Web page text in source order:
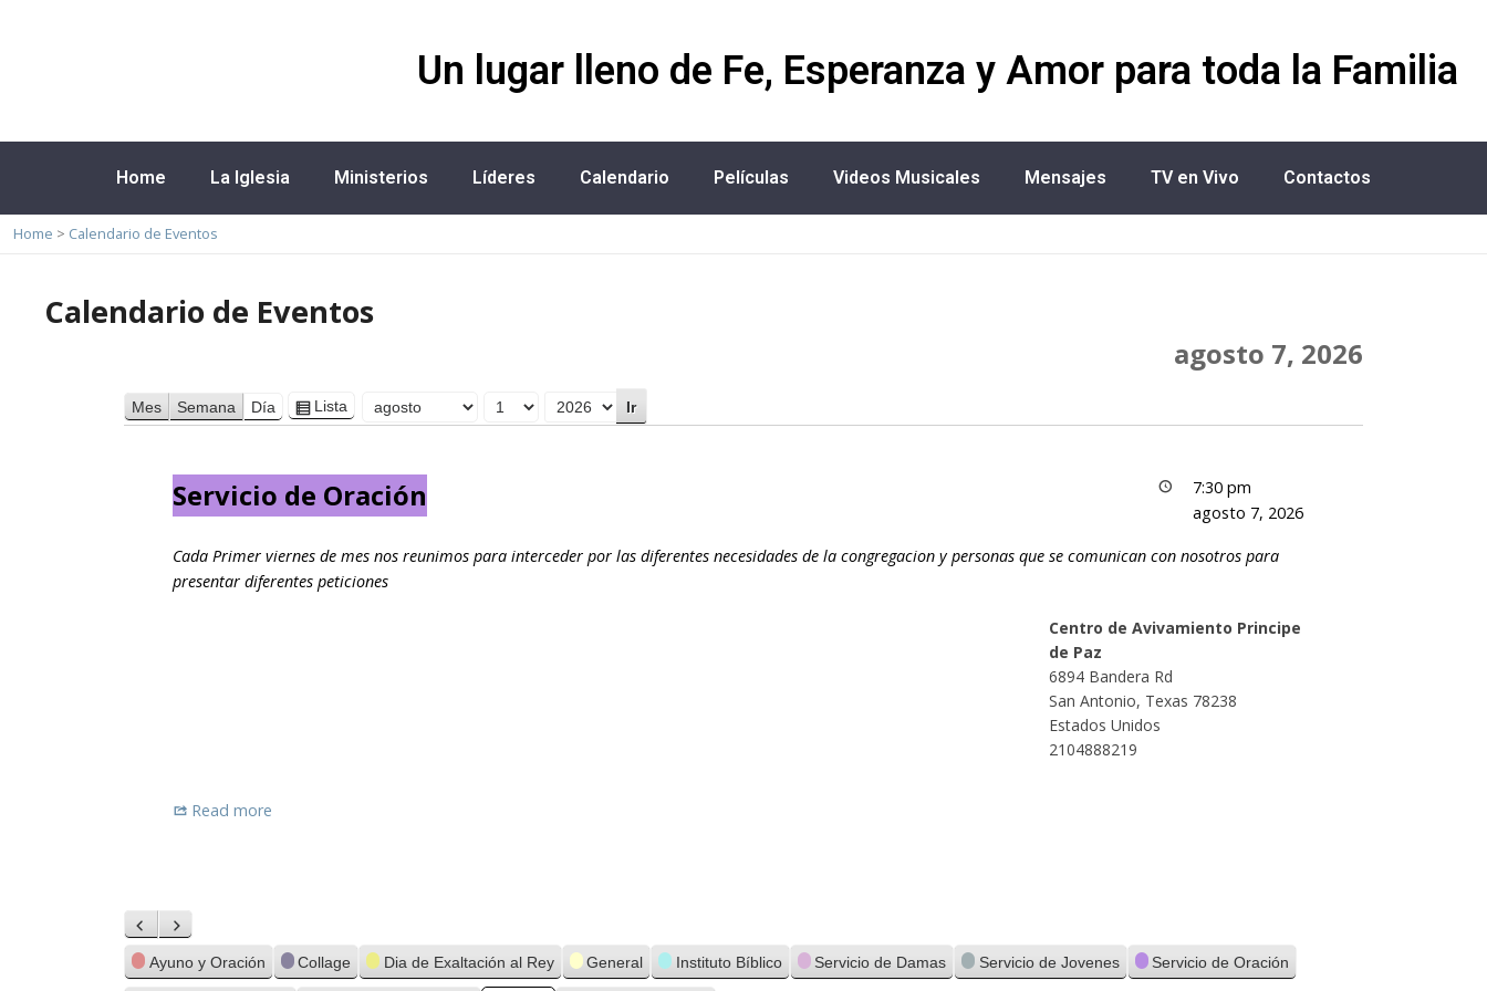
Un lugar lleno de Fe, Esperanza y Amor para toda la Familia
Home La Iglesia Ministerios Líderes Calendario Películas Videos Musicales Mensajes TV en Vivo Contactos
Home > Calendario de Eventos
Calendario de Eventos
agosto 7, 2026
Mes Semana Día
Ver
Lista
Mes
Día
Año
Servicio de Oración
7:30 pm
agosto 7, 2026
Cada Primer viernes de mes nos reunimos para interceder por las diferentes necesidades de la congregacion y personas que se comunican con nosotros para
presentar diferentes peticiones
Centro de Avivamiento Principe
de Paz
6894 Bandera Rd
San Antonio, Texas 78238
Estados Unidos
2104888219
Read more
Anterior
Siguiente
Categorías
Ayuno y Oración Collage Dia de Exaltación al Rey General Instituto Bíblico Servicio de Damas Servicio de Jovenes Servicio de Oración